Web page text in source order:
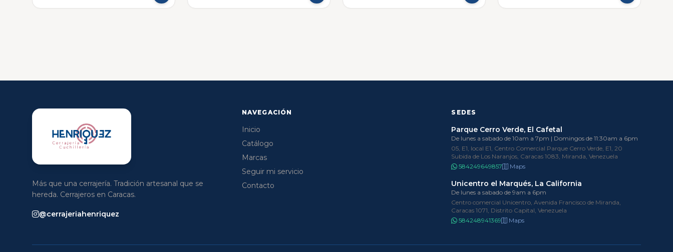
Más que una cerrajería. Tradición artesanal que se
hereda. Cerrajeros en Caracas.
@cerrajeriahenriquez
NAVEGACIÓN
Inicio
Catálogo
Marcas
Seguir mi servicio
Contacto
SEDES
Parque Cerro Verde, El Cafetal
De lunes a sabado de 10am a 7pm | Domingos de 11:30am a 6pm
05, E1, local E1, Centro Comercial Parque Cerro Verde, E1, 20
Subida de Los Naranjos, Caracas 1083, Miranda, Venezuela
584249649857
Maps
Unicentro el Marqués, La California
De lunes a sabado de 9am a 6pm
Centro comercial Unicentro, Avenida Francisco de Miranda,
Caracas 1071, Distrito Capital, Venezuela
584248941369
Maps